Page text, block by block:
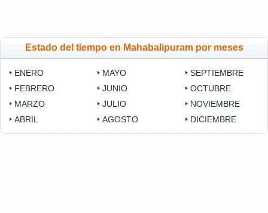
Estado del tiempo en Mahabalipuram por meses
ENERO
FEBRERO
MARZO
ABRIL
MAYO
JUNIO
JULIO
AGOSTO
SEPTIEMBRE
OCTUBRE
NOVIEMBRE
DICIEMBRE